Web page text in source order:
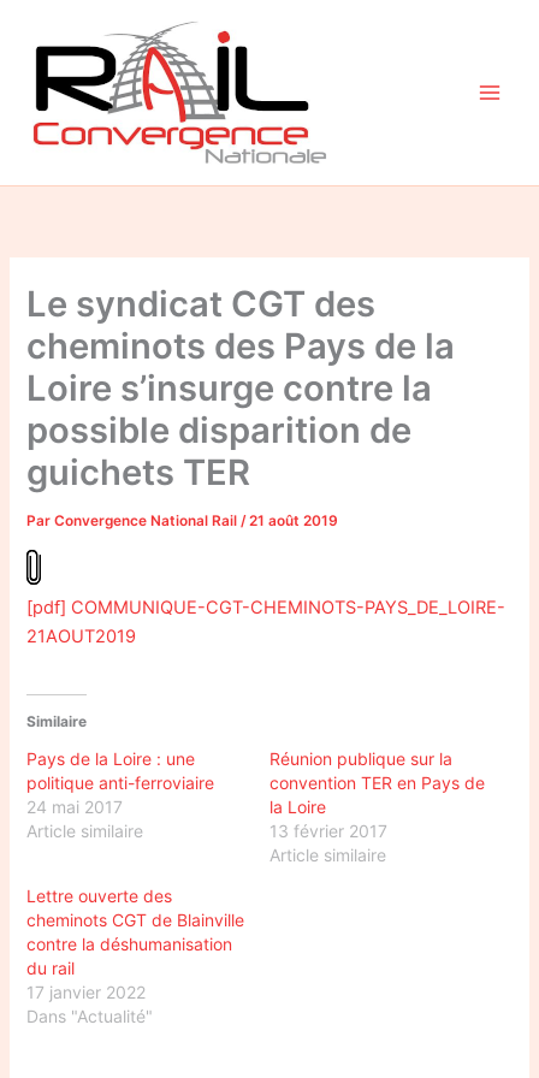
contenu
Le syndicat CGT des
cheminots des Pays de la
Loire s’insurge contre la
possible disparition de
guichets TER
ParConvergence National Rail/21 août 2019
[pdf] COMMUNIQUE-CGT-CHEMINOTS-PAYS_DE_LOIRE-
21AOUT2019
Similaire
Pays de la Loire : une
politique anti-ferroviaire
24 mai 2017
Article similaire
Réunion publique sur la
convention TER en Pays de
la Loire
13 février 2017
Article similaire
Lettre ouverte des
cheminots CGT de Blainville
contre la déshumanisation
du rail
17 janvier 2022
Dans "Actualité"